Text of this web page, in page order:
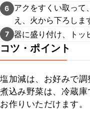
6
アクをすくい取って
え、火から下ろしま
7 器に盛り付け、トッ
コツ・ポイント
塩加減は、お好みで調
煮込み野菜は、冷蔵庫
お作りいただけます。